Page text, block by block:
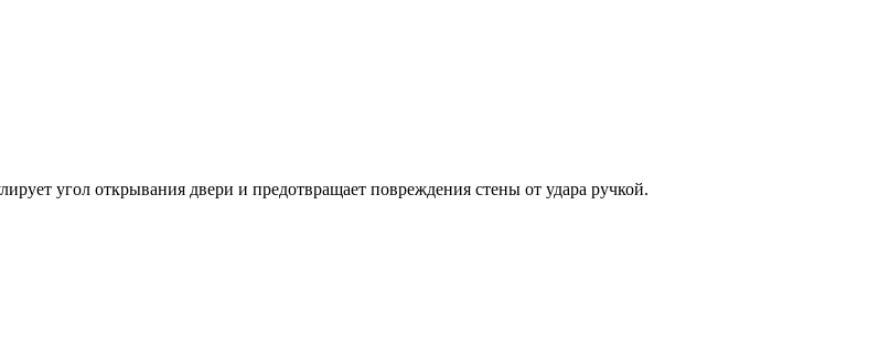
угол открывания двери и предотвращает повреждения стены от удара ручкой.